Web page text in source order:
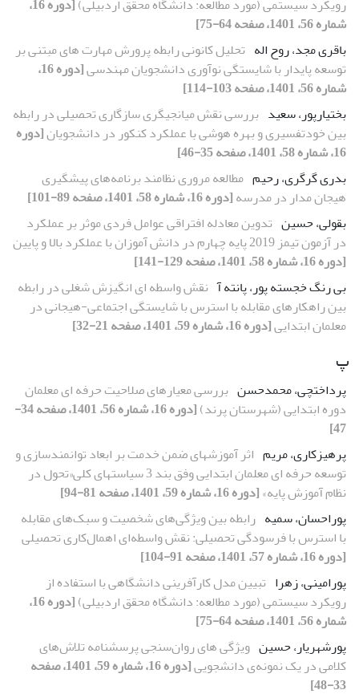
شماره 56، 1401، صفحه 64-75]
باقری مجد، روح اله تحلیل کانونی رابطه پرورش مهارت های مبتنی بر
توسعه پایدار با شایستگی نوآوری دانشجویان مهندسی
[دوره 16،
شماره 56، 1401، صفحه 103-114]
بختیارپور، سعید بررسی نقش میانجی‏گری سازگاری تحصیلی در رابطه
بین خودتفسیری و بهره هوشی با عملکرد کنکور در دانشجویان[دوره
16، شماره 58، 1401، صفحه 35-46]
بدری گرگری، رحیم مطالعه مروری نظامند برنامه‌های پیشگیری
هیجان مدار در مدرسه[دوره 16، شماره 58، 1401، صفحه 89-101]
بقولی، حسین تدوین معادله افتراقی عوامل فردی موثر بر عملکرد
در آزمون تیمز 2019 پایه چهارم در دانش آموزان با عملکرد بالا و پایین
[دوره 16، شماره 58، 1401، صفحه 129-141]
بی رنگ خجسته پور، پانته آ نقش واسطه ای انگیزش شغلی در رابطه
بین راهکارهای مقابله با استرس با شایستگی اجتماعی-هیجانی در
معلمان ابتدایی[دوره 16، شماره 59، 1401، صفحه 21-32]
پ
پرداختچی، محمدحسن بررسی معیارهای صلاحیت حرفه ای معلمان
دوره ابتدایی (شهرستان پرند)
[دوره 16، شماره 56، 1401، صفحه 34-
47]
پرهیزکاری، مریم اثر آموزشهای ضمن خدمت بر ابعاد توانمندسازی و
توسعه حرفه ای معلمان ابتدایی وفق بند 3 سیاستهای کلی«تحول در
نظام آموزش پایه»[دوره 16، شماره 59، 1401، صفحه 81-94]
پوراحسان، سمیه رابطه بین ویژگی‌های شخصیت و سبک‌های مقابله
با استرس با فرسودگی تحصیلی: نقش واسطه‌ای اهمال‌کاری تحصیلی
[دوره 16، شماره 57، 1401، صفحه 91-104]
پورامینی، زهرا تبیین مدل کارآفرینی دانشگاهی با استفاده از
رویکرد سیستمی (مورد مطالعه: دانشگاه محقق اردبیلی)
[دوره 16،
شماره 56، 1401، صفحه 64-75]
پورشهریار، حسین ویژگی های روان‌سنجی پرسشنامه تلاش‌های
کلامی در یک نمونه‌ی دانشجویی
[دوره 16، شماره 59، 1401، صفحه
33-48]